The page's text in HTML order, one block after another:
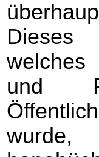
und